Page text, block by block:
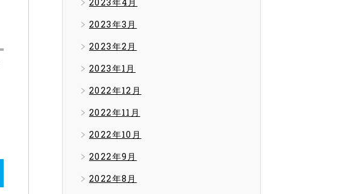
2023年3月
2023年2月
2023年1月
2022年12月
2022年11月
2022年10月
2022年9月
2022年8月